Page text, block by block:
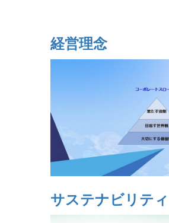
経営理念
サステナビリティ